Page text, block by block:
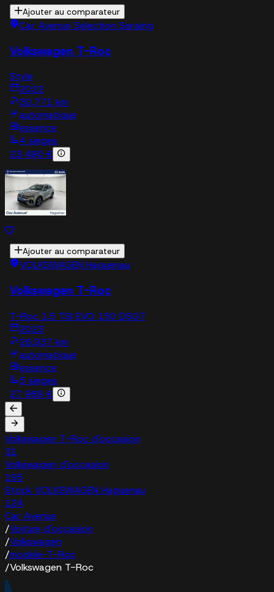
Ajouter au comparateur
Car Avenue Selection Seraing
Volkswagen T-Roc
Style
2022
30,771 km
automatique
essence
4 sieges
23 490 €
Ajouter au comparateur
VOLKSWAGEN Haguenau
Volkswagen T-Roc
T-Roc 1.5 TSI EVO 150 DSG7
2023
26,937 km
automatique
essence
5 sieges
27 989 €
Volkswagen T-Roc d'occasion
31
Volkswagen d'occasion
195
Stock VOLKSWAGEN Haguenau
124
Car Avenue
/Voiture d'occasion
/Volkswagen
/modele-T-Roc
/Volkswagen T-Roc